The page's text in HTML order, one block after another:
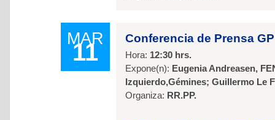
MAR
11
Conferencia de Prensa
Hora: 12:30 hrs.
Expone(n): Eugenia Andreasen,
Izquierdo,Gémines; Guillermo Le
Organiza: RR.PP.